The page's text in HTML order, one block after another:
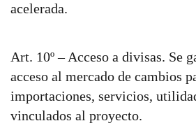
acelerada.
Art. 10º – Acceso a divisas. Se
acceso al mercado de cambios
importaciones, servicios,
vinculados al proyecto.